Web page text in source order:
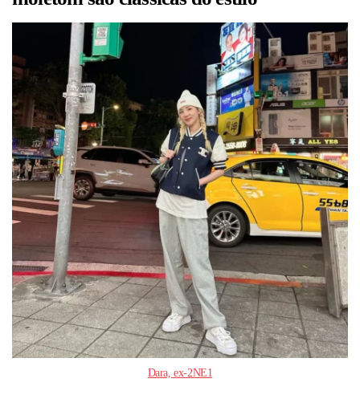
Dara, ex-2NE1